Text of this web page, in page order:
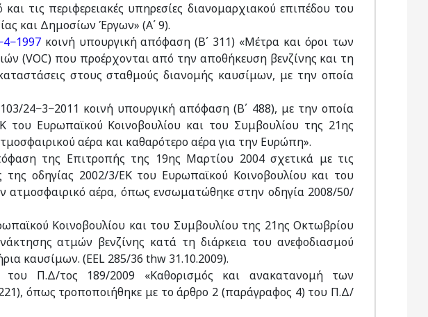
τις περιφερειακές υπηρεσίες διανομαρχιακού επιπέδου του
και Δημοσίων Έργων» (A΄ 9).
κοινή υπουργική απόφαση (Β΄ 311) «Μέτρα και όροι των
(VOC) που προέρχονται από την αποθήκευση βενζίνης και τη
στους σταθμούς διανομής καυσίμων, με την οποία
24−3−2011 κοινή υπουργική απόφαση (Β΄ 488), με την οποία
Ευρωπαϊκού Κοινοβουλίου και του Συμβουλίου της 21ης
αέρα και καθαρότερο αέρα για την Ευρώπη».
της Επιτροπής της 19ης Μαρτίου 2004 σχετικά με τις
της οδηγίας 2002/3/ΕΚ του Ευρωπαϊκού Κοινοβουλίου και του
ατμοσφαιρικό αέρα, όπως ενσωματώθηκε στην οδηγία 2008/50/
Κοινοβουλίου και του Συμβουλίου της 21ης Οκτωβρίου
ατμών βενζίνης κατά τη διάρκεια του ανεφοδιασμού
καυσίμων. (EEL 285/36 thw 31.10.2009).
Π.Δ/τος 189/2009 «Καθορισμός και ανακατανομή των
όπως τροποποιήθηκε με το άρθρο 2 (παράγραφος 4) του Π.Δ/